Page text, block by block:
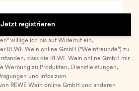
Jetzt registrieren
willige ich bis auf Widerruf ein,
REWE Wein online GmbH ("Weinfreunde") zu
dass die REWE Wein online GmbH mir
Werbung zu Produkten, Dienstleistungen,
und Infos zum
REWE Wein online GmbH und anderen